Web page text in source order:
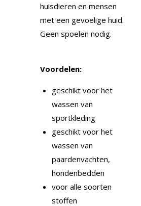
huisdieren en mensen
met een gevoelige huid.
Geen spoelen nodig.
Voordelen:
geschikt voor het
wassen van
sportkleding
geschikt voor het
wassen van
paardenvachten,
hondenbedden
voor alle soorten
stoffen